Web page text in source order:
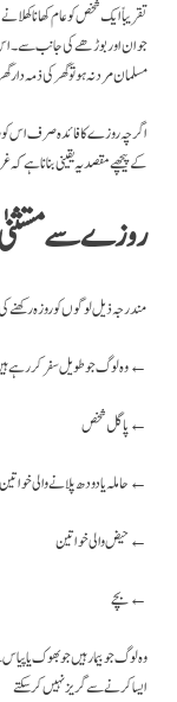
تقریباً ایک شخص کو عام کھانا
جوان اور بوڑھے کی جانب سے۔ اس
مسلمان مرد نہ ہو تو گھر کی ذمہ دار
اگرچہ روزے کا فائدہ صرف اس
کے پیچھے مقصد یہ یقینی بنانا ہے
روزے سے
مندرجہ ذیل لوگوں کو روزہ
(وہ لوگ جو طویل سفر کر رہے ہیں۔ یعنی (مسافر ←
پاگل شخص ←
حاملہ یا دودھ پلانے والی خواتین ←
حیض والی خواتین ←
بچے ←
وہ لوگ جو بیمار ہیں جو بھوک یا
ایسا کرنے سے گریز نہیں کر سکتے